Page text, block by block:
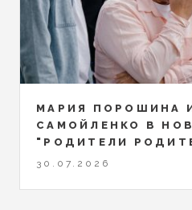
МАРИЯ ПОРОШИНА
САМОЙЛЕНКО В
"РОДИТЕЛИ
30.07.2026